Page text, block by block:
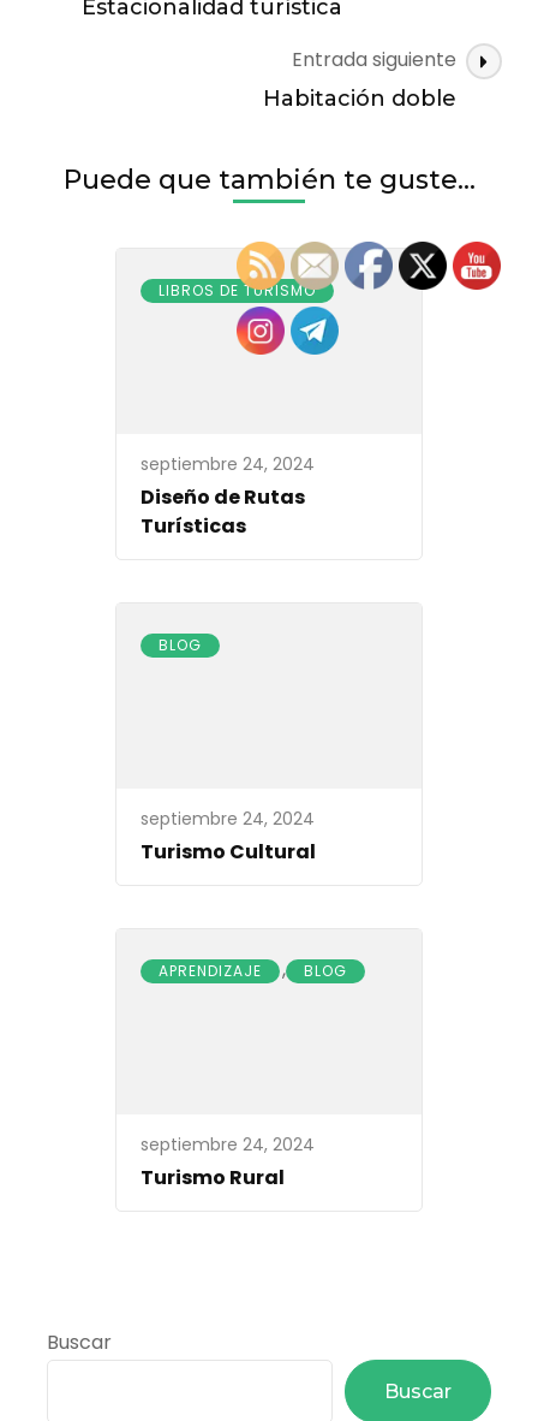
Estacionalidad turística
Entrada siguiente
Habitación doble
Puede que también te guste...
LIBROS DE TURISMO
septiembre 24, 2024
Diseño de Rutas
Turísticas
BLOG
septiembre 24, 2024
Turismo Cultural
APRENDIZAJE , BLOG
septiembre 24, 2024
Turismo Rural
Buscar
Buscar